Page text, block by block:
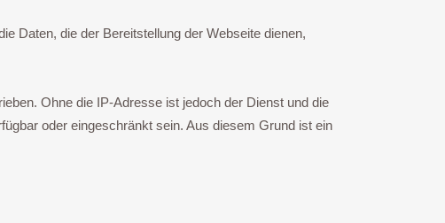
Daten, die der Bereitstellung der Webseite dienen,
Ohne die IP-Adresse ist jedoch der Dienst und die
oder eingeschränkt sein. Aus diesem Grund ist ein